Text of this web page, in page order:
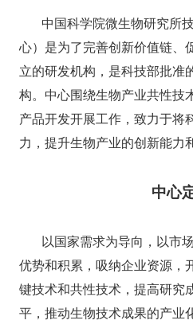
中国科学院微生物研究所
心）是为了完善创新价值链、
立的研发机构，是科技部批准
构。中心围绕生物产业共性技
产品开发开展工作，致力于将
力，提升生物产业的创新能力
中心
以国家需求为导向，以市
优势和积累，吸纳企业资源，
键技术和共性技术，提高研究
平，推动生物技术成果的产业